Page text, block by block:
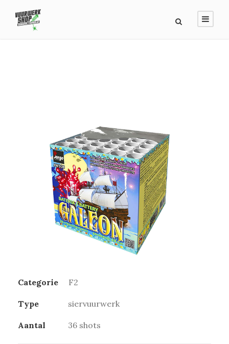
Categorie F2
Type siervuurwerk
Aantal 36 shots